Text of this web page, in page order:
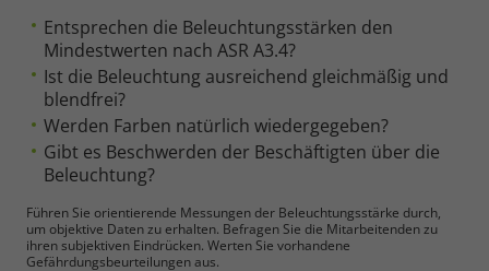
Entsprechen die Beleuchtungsstärken den
Mindestwerten nach ASR A3.4?
Ist die Beleuchtung ausreichend gleichmäßig und
blendfrei?
Werden Farben natürlich wiedergegeben?
Gibt es Beschwerden der Beschäftigten über die
Beleuchtung?
Führen Sie orientierende Messungen der Beleuchtungsstärke durch,
um objektive Daten zu erhalten. Befragen Sie die Mitarbeitenden zu
ihren subjektiven Eindrücken. Werten Sie vorhandene
Gefährdungsbeurteilungen aus.